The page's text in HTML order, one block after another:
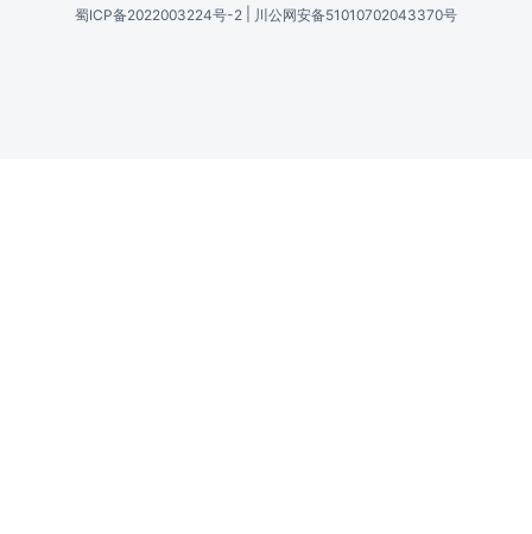
蜀ICP备2022003224号-2
川公网安备51010702043370号